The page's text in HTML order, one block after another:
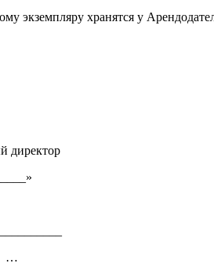
экземпляру хранятся у
директор
…